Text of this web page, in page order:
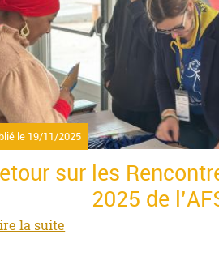
le 19/11/2025
sur les
2025 de
la suite